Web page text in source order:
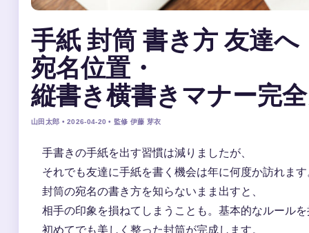
手紙 封筒 書き方 友達へ
宛名位置・
縦書き横書きマナー完
山田太郎 • 2026-04-20 • 監修 伊藤 芽衣
手書きの手紙を出す習慣は減りましたが、
それでも友達に手紙を書く機会は年に何度か訪れま
封筒の宛名の書き方を知らないまま出すと、
相手の印象を損ねてしまうことも。基本的なルール
初めてでも美しく整った封筒が完成します。